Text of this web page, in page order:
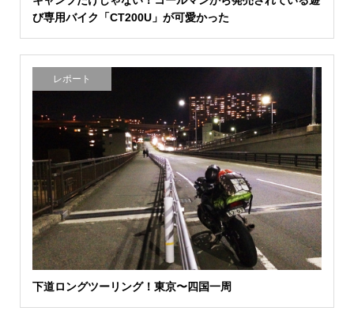
び専用バイク「CT200U」が可愛かった
レポート
下道ロングツーリング！東京〜四国一周